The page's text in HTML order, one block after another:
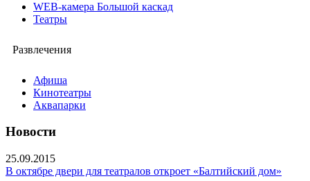
WEB-камера Большой каскад
Театры
Развлечения
Афиша
Кинотеатры
Аквапарки
Новости
25.09.2015
В октябре двери для театралов откроет «Балтийский дом»